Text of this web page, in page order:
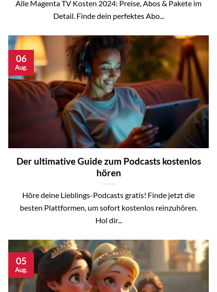
Alle Magenta TV Kosten 2024: Preise, Abos & Pakete im
Detail. Finde dein perfektes Abo...
Der ultimative Guide zum Podcasts kostenlos
hören
Höre deine Lieblings-Podcasts gratis! Finde jetzt die
besten Plattformen, um sofort kostenlos reinzuhören.
Hol dir...
06
Aug.
05
Aug.